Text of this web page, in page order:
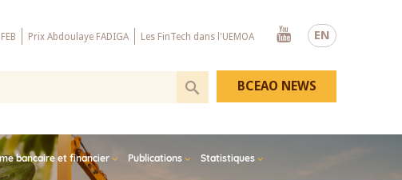
EN
Prix Abdoulaye FADIGA Les FinTech dans l'UEMOA
Youtube
bancaire et financier Publications Statistiques
BCEAO NEWS